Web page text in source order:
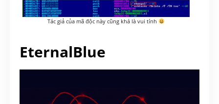
Tác giả của mã độc này cũng khá là vui tính
EternalBlue